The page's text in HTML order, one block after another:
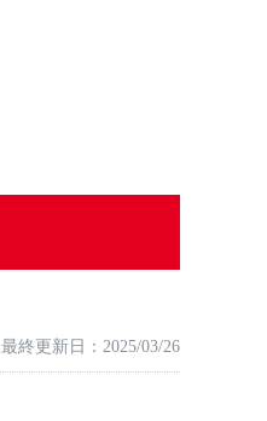
最終更新日：2025/03/26